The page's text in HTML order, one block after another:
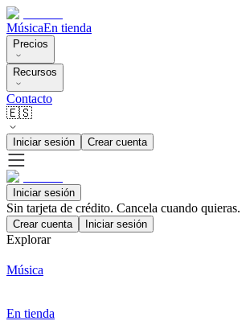
MúsicaEn tienda
Precios
Recursos
Contacto
🇪🇸
Iniciar sesión Crear cuenta
Iniciar sesión
Sin tarjeta de crédito. Cancela cuando quieras.
Crear cuenta Iniciar sesión
Explorar
Música
En tienda